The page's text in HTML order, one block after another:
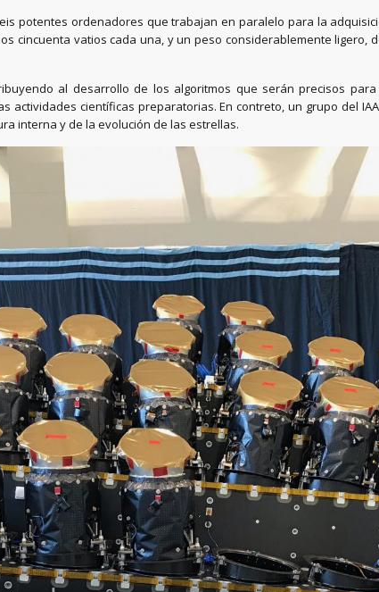
potentes ordenadores que trabajan en paralelo para la
cincuenta vatios cada una, y un peso considerablemente ligero,
al desarrollo de los algoritmos que serán precisos
científicas preparatorias. En contreto, un grupo del
interna y de la evolución de las estrellas.